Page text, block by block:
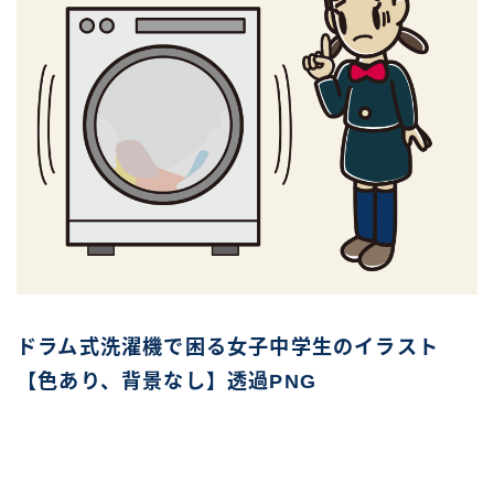
ドラム式洗濯機で困る女子中学生のイラスト
【色あり、背景なし】透過PNG